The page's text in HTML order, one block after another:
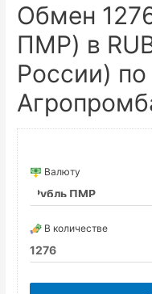
Обмен
ПМР) в
России) по
Валюту
В количестве